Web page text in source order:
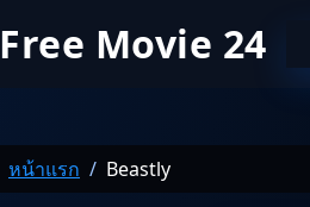
Free Movie 24
หน้าแรก Beastly